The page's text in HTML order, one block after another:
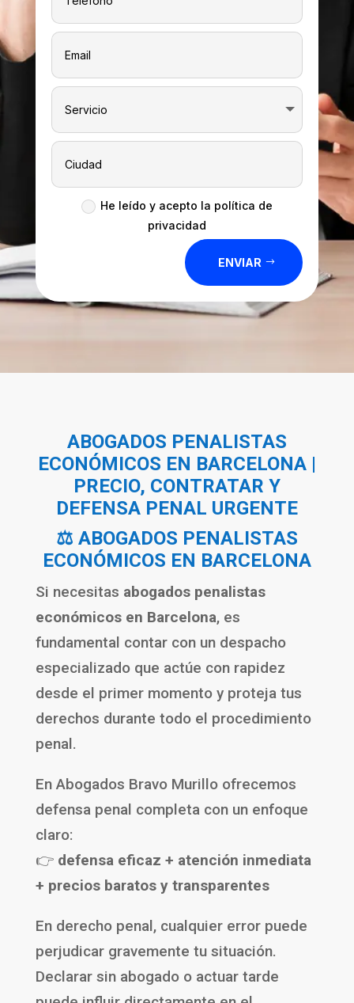
He leído y acepto la política de
privacidad
ENVIAR
ABOGADOS PENALISTAS
ECONÓMICOS EN BARCELONA|
PRECIO, CONTRATAR Y
DEFENSA PENAL URGENTE
⚖️ ABOGADOS PENALISTAS
ECONÓMICOS EN BARCELONA
Si necesitas abogados penalistas
económicos en Barcelona, es
fundamental contar con un despacho
especializado que actúe con rapidez
desde el primer momento y proteja tus
derechos durante todo el procedimiento
penal.
En Abogados Bravo Murilloofrecemos
defensa penal completa con un enfoque
claro:
👉 defensa eficaz + atención inmediata
+ precios baratos y transparentes
En derecho penal, cualquier error puede
perjudicar gravemente tu situación.
Declarar sin abogado o actuar tarde